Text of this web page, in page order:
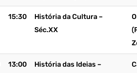
15:30
História da Cultura –
Séc.XX
13:00
História das Ideias –